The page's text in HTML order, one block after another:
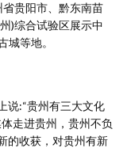
贵阳市、黔东南苗
)综合试验区展示中
城等地。
说:“贵州有三大文化
走进贵州，贵州不负
的收获，对贵州有新